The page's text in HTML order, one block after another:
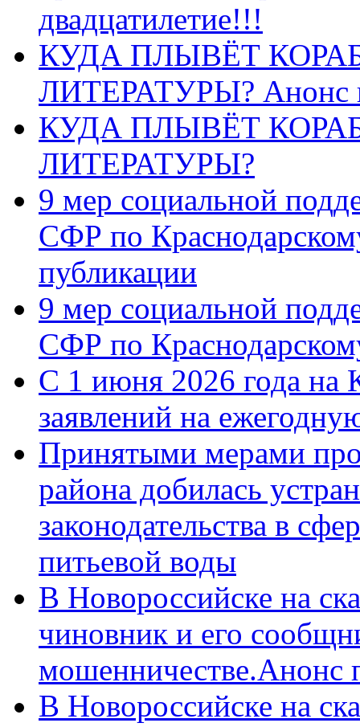
двадцатилетие!!!
КУДА ПЛЫВЁТ
ЛИТЕРАТУРЫ? Анонс
КУДА ПЛЫВЁТ
ЛИТЕРАТУРЫ?
9 мер социальной
СФР по
публикации
9 мер социальной
СФР по
С 1 июня 2026 года на
заявлений на
Принятыми мерами
района добилась
законодательства в
питьевой воды
В Новороссийске на
чиновник и его
мошенничестве.Анонс
В Новороссийске на